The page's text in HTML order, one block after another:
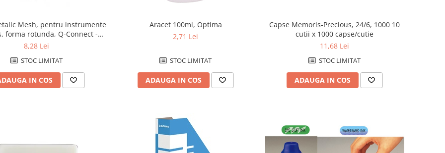
Mesh, pentru instrumente
forma rotunda, Q-Connect -
negru
8,28 Lei
STOC LIMITAT
IN COS
Aracet 100ml, Optima
2,71 Lei
STOC LIMITAT
ADAUGA IN COS
Capse Memoris-Precious, 24/6, 1000 10
cutii x 1000 capse/cutie
11,68 Lei
STOC LIMITAT
ADAUGA IN COS